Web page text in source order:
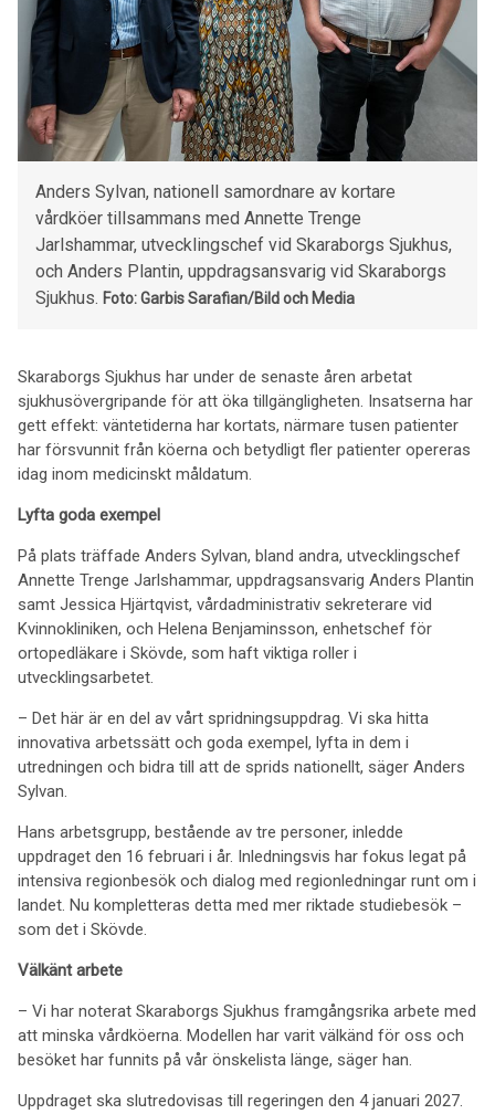
Anders Sylvan, nationell samordnare av kortare
vårdköer tillsammans med Annette Trenge
Jarlshammar, utvecklingschef vid Skaraborgs Sjukhus,
och Anders Plantin, uppdragsansvarig vid Skaraborgs
Sjukhus. Foto: Garbis Sarafian/Bild och Media
Skaraborgs Sjukhus har under de senaste åren arbetat
sjukhusövergripande för att öka tillgängligheten. Insatserna har
gett effekt: väntetiderna har kortats, närmare tusen patienter
har försvunnit från köerna och betydligt fler patienter opereras
idag inom medicinskt måldatum.
Lyfta goda exempel
På plats träffade Anders Sylvan, bland andra, utvecklingschef
Annette Trenge Jarlshammar, uppdragsansvarig Anders Plantin
samt Jessica Hjärtqvist, vårdadministrativ sekreterare vid
Kvinnokliniken, och Helena Benjaminsson, enhetschef för
ortopedläkare i Skövde, som haft viktiga roller i
utvecklingsarbetet.
– Det här är en del av vårt spridningsuppdrag. Vi ska hitta
innovativa arbetssätt och goda exempel, lyfta in dem i
utredningen och bidra till att de sprids nationellt, säger Anders
Sylvan.
Hans arbetsgrupp, bestående av tre personer, inledde
uppdraget den 16 februari i år. Inledningsvis har fokus legat på
intensiva regionbesök och dialog med regionledningar runt om i
landet. Nu kompletteras detta med mer riktade studiebesök –
som det i Skövde.
Välkänt arbete
– Vi har noterat Skaraborgs Sjukhus framgångsrika arbete med
att minska vårdköerna. Modellen har varit välkänd för oss och
besöket har funnits på vår önskelista länge, säger han.
Uppdraget ska slutredovisas till regeringen den 4 januari 2027.